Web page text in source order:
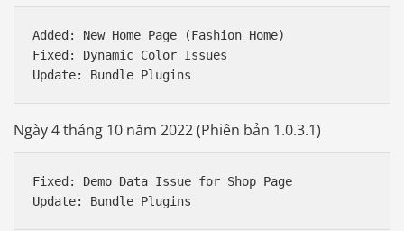
Added: New Home Page (Fashion Home)
Fixed: Dynamic Color Issues
Ngày 4 tháng 10 năm 2022 (Phiên bản 1.0.3.1)
Fixed: Demo Data Issue for Shop Page